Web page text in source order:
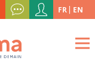
Menu
du
compte
de
FR EN